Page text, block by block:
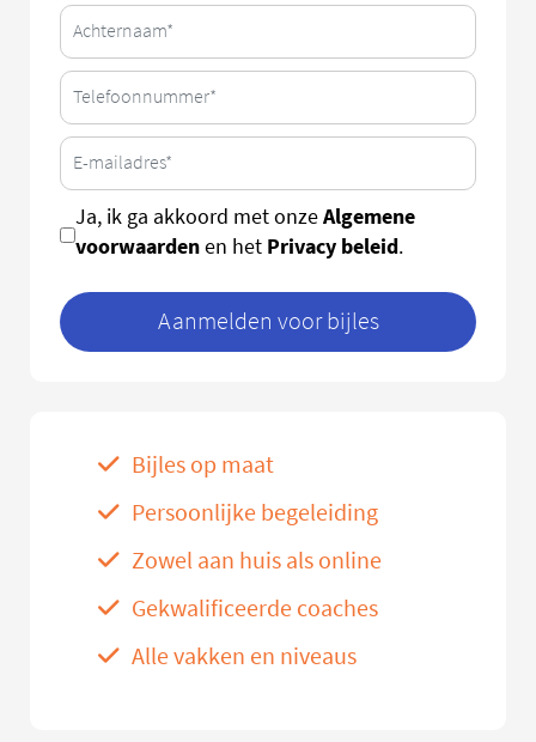
Ja, ik ga akkoord met onzeAlgemene
voorwaardenen het Privacy beleid.
Aanmelden voor bijles
Bijles op maat
Persoonlijke begeleiding
Zowel aan huis als online
Gekwalificeerde coaches
Alle vakken en niveaus